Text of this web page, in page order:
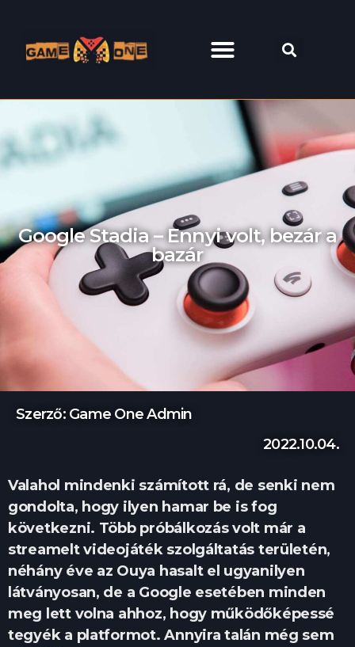
Google Stadia – Ennyi volt, bezár a
bazár
Szerző: Game One Admin
2022.10.04.
Valahol mindenki számított rá, de senki nem
gondolta, hogy ilyen hamar be is fog
következni. Több próbálkozás volt már a
streamelt videojáték szolgáltatás területén,
néhány éve az Ouya hasalt el ugyanilyen
látványosan, de a Google esetében minden
meg lett volna ahhoz, hogy működőképessé
tegyék a platformot. Annyira talán még sem